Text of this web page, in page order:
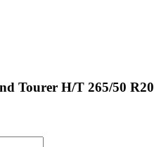
Tourer H/T 265/50 R20